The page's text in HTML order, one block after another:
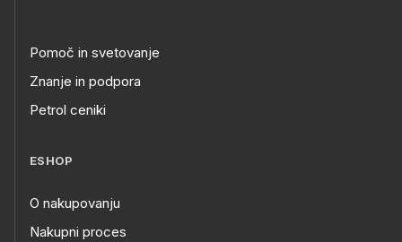
Pomoč in svetovanje
Znanje in podpora
Petrol ceniki
ESHOP
O nakupovanju
Nakupni proces